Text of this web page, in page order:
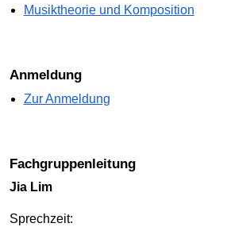
Musiktheorie und Komposition
Anmeldung
Zur Anmeldung
Fachgruppenleitung
Jia Lim
Sprechzeit: